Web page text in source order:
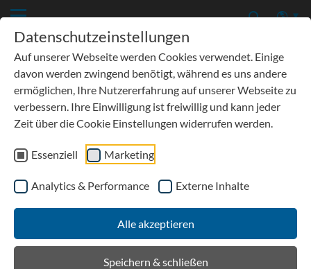
Datenschutzeinstellungen
Auf unserer Webseite werden Cookies verwendet. Einige
davon werden zwingend benötigt, während es uns andere
ermöglichen, Ihre Nutzererfahrung auf unserer Webseite zu
verbessern. Ihre Einwilligung ist freiwillig und kann jeder
Zeit über die Cookie Einstellungen widerrufen werden.
Essenziell Marketing
Analytics & Performance Externe Inhalte
Alle akzeptieren
Speichern & schließen
Aktuell / Presse